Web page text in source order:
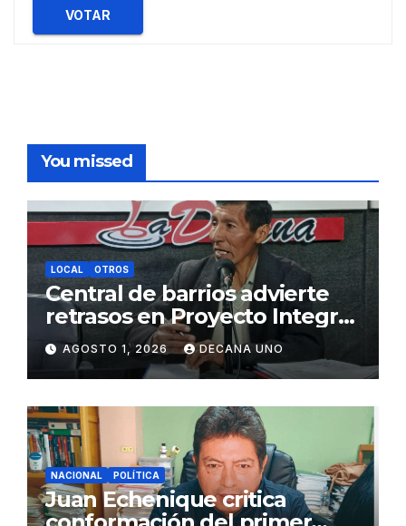
VOTAR
You missed
LOCAL OTROS
Central de barrios advierte
retrasos en Proyecto Integral
de Agua y Alcantarillado para
Juliaca
AGOSTO 1, 2026 DECANA UNO
NACIONAL POLÍTICA
Juan Echenique critica